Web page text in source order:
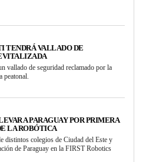
TENDRÁ VALLADO DE
vallado de seguridad reclamado por la
peatonal.
A PARAGUAY POR PRIMERA
LA ROBÓTICA
distintos colegios de Ciudad del Este y
de Paraguay en la FIRST Robotics